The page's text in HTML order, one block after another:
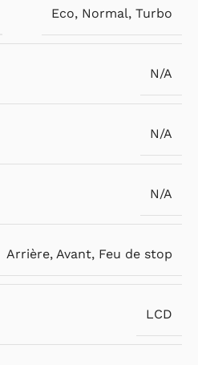
Eco, Normal, Turbo
N/A
N/A
N/A
Arrière, Avant, Feu de stop
LCD